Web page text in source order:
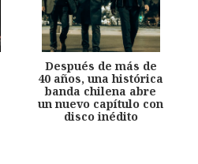
Después de más de
40 años, una histórica
banda chilena abre
un nuevo capítulo con
disco inédito